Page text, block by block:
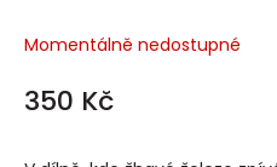
Momentálně nedostupné
350 Kč